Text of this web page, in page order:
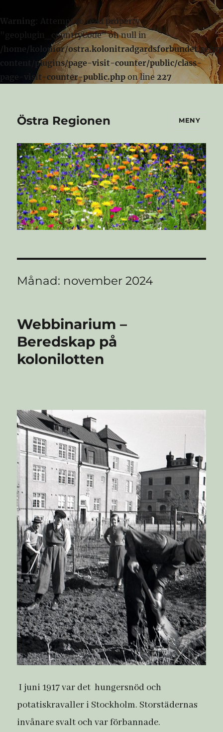
Warning : Attempt to read property
"geoplugin_countryCode" on null in
/home/kolonior/ostra.kolonitradgardsforbundet.se/
content/plugins/page-visit-counter/public/class-
page-visit-counter-public.php on line 227
Östra Regionen MENY
Månad: november 2024
Webbinarium –
Beredskap på
kolonilotten
I juni 1917 var det hungersnöd och
potatiskravaller i Stockholm. Storstädernas
invånare svalt och var förbannade.